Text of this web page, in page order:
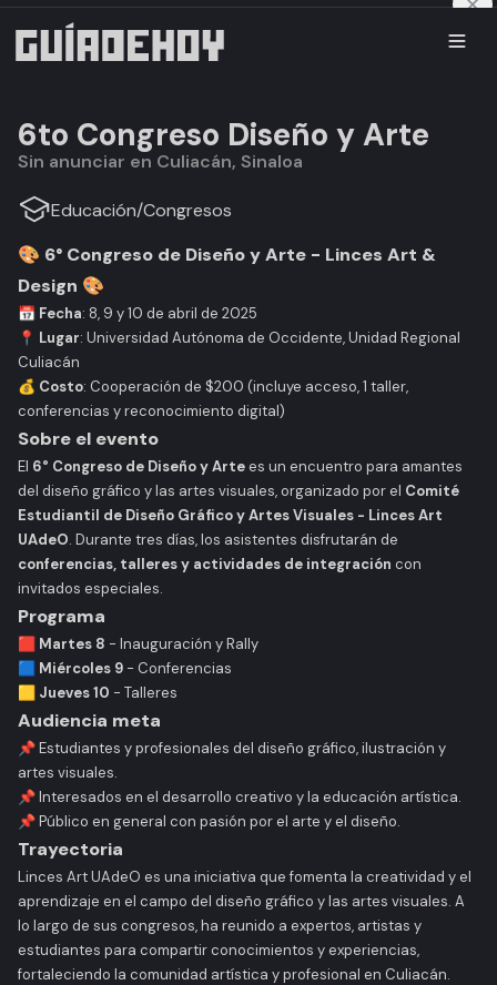
6to Congreso Diseño y Arte
Sin anunciar en Culiacán, Sinaloa
Educación/Congresos
🎨 6° Congreso de Diseño y Arte - Linces Art &
Design 🎨
📅 Fecha: 8, 9 y 10 de abril de 2025
📍 Lugar: Universidad Autónoma de Occidente, Unidad Regional
Culiacán
💰 Costo: Cooperación de $200 (incluye acceso, 1 taller,
conferencias y reconocimiento digital)
Sobre el evento
El 6° Congreso de Diseño y Artees un encuentro para amantes
del diseño gráfico y las artes visuales, organizado por el Comité
Estudiantil de Diseño Gráfico y Artes Visuales - Linces Art
UAdeO. Durante tres días, los asistentes disfrutarán de
conferencias, talleres y actividades de integración con
invitados especiales.
Programa
🟥 Martes 8 - Inauguración y Rally
🟦 Miércoles 9 - Conferencias
🟨 Jueves 10 - Talleres
Audiencia meta
📌 Estudiantes y profesionales del diseño gráfico, ilustración y
artes visuales.
📌 Interesados en el desarrollo creativo y la educación artística.
📌 Público en general con pasión por el arte y el diseño.
Trayectoria
Linces Art UAdeO es una iniciativa que fomenta la creatividad y el
aprendizaje en el campo del diseño gráfico y las artes visuales. A
lo largo de sus congresos, ha reunido a expertos, artistas y
estudiantes para compartir conocimientos y experiencias,
fortaleciendo la comunidad artística y profesional en Culiacán.